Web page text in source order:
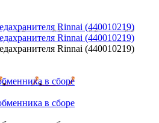
Rinnai (440010219)
Rinnai (440010219)
Rinnai (440010219)
в сборе
в сборе